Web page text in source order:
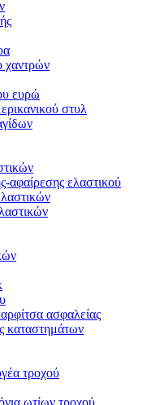
χαντρών
ευρώ
στυλ
αφαίρεσης ελαστικού
ασφαλείας
καταστημάτων
τροχού
ωτίων τροχού